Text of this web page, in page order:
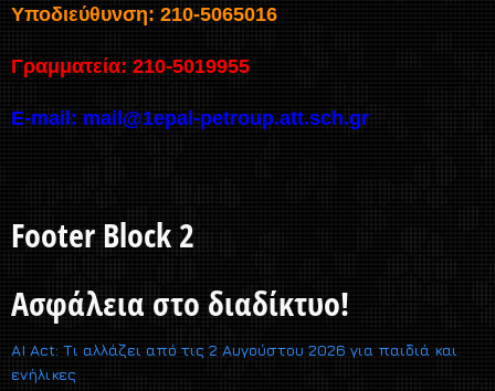
Υποδιεύθυνση: 210-5065016
Γραμματεία: 210-5019955
E-mail: mail@1epal-petroup.att.sch.gr
Footer Block 2
Ασφάλεια στο διαδίκτυο!
AI Act: Τι αλλάζει από τις 2 Αυγούστου 2026 για παιδιά και
ενήλικες